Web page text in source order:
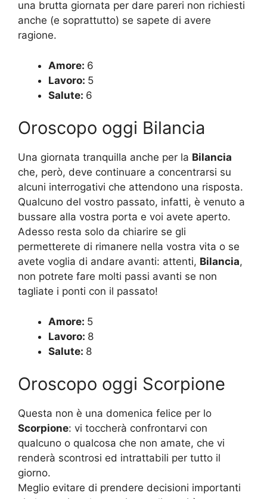
una brutta giornata per dare pareri non richiesti
anche (e soprattutto) se sapete di avere
ragione.
Amore: 6
Lavoro: 5
Salute: 6
Oroscopo oggi Bilancia
Una giornata tranquilla anche per la Bilancia
che, però, deve continuare a concentrarsi su
alcuni interrogativi che attendono una risposta.
Qualcuno del vostro passato, infatti, è venuto a
bussare alla vostra porta e voi avete aperto.
Adesso resta solo da chiarire se gli
permetterete di rimanere nella vostra vita o se
avete voglia di andare avanti: attenti, Bilancia,
non potrete fare molti passi avanti se non
tagliate i ponti con il passato!
Amore: 5
Lavoro: 8
Salute: 8
Oroscopo oggi Scorpione
Questa non è una domenica felice per lo
Scorpione: vi toccherà confrontarvi con
qualcuno o qualcosa che non amate, che vi
renderà scontrosi ed intrattabili per tutto il
giorno.
Meglio evitare di prendere decisioni importanti